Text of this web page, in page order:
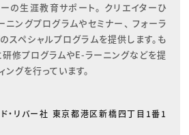
の生涯教育サポート。 クリエイターひ
ニングプログラムやセミナー、 フォーラ
スペシャルプログラムを提供します。も
研修プログラムやE-ラーニングなどを提
グを行っています。
・リバー社 東京都港区新橋四丁目1番1